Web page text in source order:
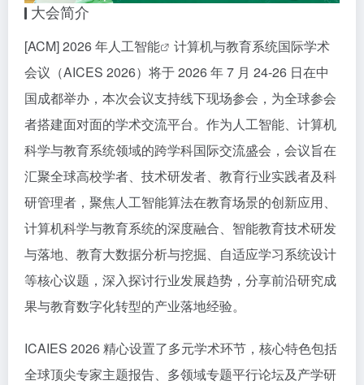
大会简介
[ACM] 2026 年人工智能
计算机与教育系统国际学术
会议（AICES 2026）将于 2026 年 7 月 24-26 日在中
国成都举办，本次会议支持线下现场参会，为全球参会
者搭建面对面的学术交流平台。作为人工智能、计算机
科学与教育系统领域的跨学科国际交流盛会，会议旨在
汇聚全球高校学者、技术研发者、教育行业实践者及科
研管理者，聚焦人工智能算法在教育场景的创新应用、
计算机科学与教育系统的深度融合、智能教育技术研发
与落地、教育大数据分析与挖掘、自适应学习系统设计
等核心议题，深入探讨行业发展趋势，分享前沿研究成
果与教育数字化转型的产业落地经验。
ICAIES 2026 精心设置了多元学术环节，核心特色包括
全球顶尖专家主题报告、多领域专题平行论坛及产学研